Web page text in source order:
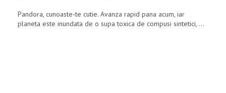
Pandora, cunoaste-te cutie. Avanza rapid pana acum, iar
planeta este inundata de o supa toxica de compusi sintetici, ...